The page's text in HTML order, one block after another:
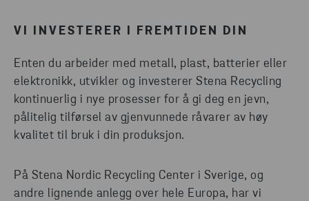
VI INVESTERER I FREMTIDEN DIN
Enten du arbeider med metall, plast, batterier eller
elektronikk, utvikler og investerer Stena Recycling
kontinuerlig i nye prosesser for å gi deg en jevn,
pålitelig tilførsel av gjenvunnede råvarer av høy
kvalitet til bruk i din produksjon.
På Stena Nordic Recycling Center i Sverige, og
andre lignende anlegg over hele Europa, har vi